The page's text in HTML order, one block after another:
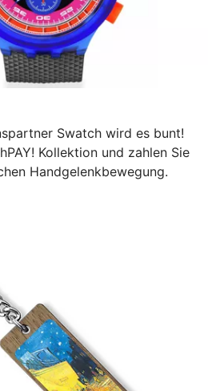
Swatch wird es bunt!
Kollektion und zahlen Sie
Handgelenkbewegung.